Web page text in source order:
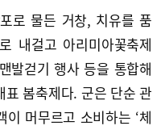
로 물든 거창, 치유를 품
내걸고 아리미아꽃축제
발걷기 행사 등을 통합해
표 봄축제다. 군은 단순 관
이 머무르고 소비하는 ‘체